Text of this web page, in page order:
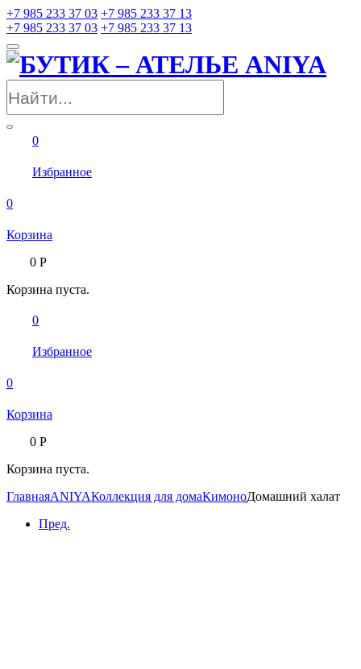
+7 985 233 37 03 +7 985 233 37 13
+7 985 233 37 03 +7 985 233 37 13
0
Избранное
0
Корзина
0Р
Корзина пуста.
0
Избранное
0
Корзина
0Р
Корзина пуста.
ГлавнаяANIYAКоллекция для домаКимоноДомашний халат
Пред.